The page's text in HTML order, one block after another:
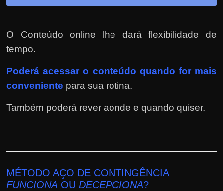
O Conteúdo online lhe dará flexibilidade de
tempo.
Poderá acessar o conteúdo quando for mais
conveniente para sua rotina.
Também poderá rever aonde e quando quiser.
MÉTODO AÇO DE CONTINGÊNCIA
FUNCIONA OUDECEPCIONA?